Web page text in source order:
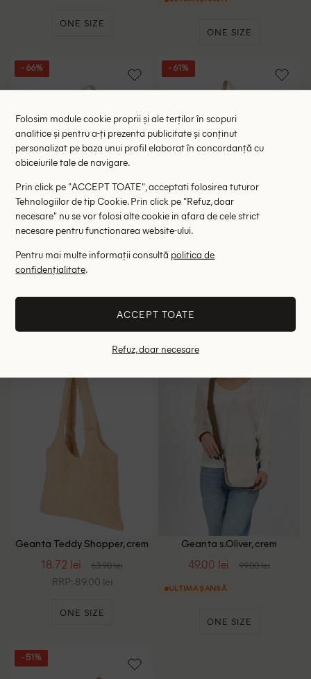
ONE SIZE
ONE SIZE
- 66%
Geanta Verde, crem
33.21 lei
- 61%
Sacosa ACTION, crem
Geanta Teddy Shopper, crem
18.72 lei 63.90 lei
RRP: 89.00 lei
ONE SIZE
Geanta s.Oliver, crem
49.00 lei 99.00 lei
ULTIMA ȘANSĂ
ONE SIZE
- 51%
Folosim module cookie proprii și ale terților în scopuri
analitice și pentru a-ți prezenta publicitate și conținut
personalizat pe baza unui profil elaborat în concordanță cu
obiceiurile tale de navigare.
Prin click pe "ACCEPT TOATE", acceptati folosirea tuturor
Tehnologiilor de tip Cookie. Prin click pe "Refuz, doar
necesare" nu se vor folosi alte cookie in afara de cele strict
necesare pentru functionarea website-ului.
Pentru mai multe informații consultă politica de
confidențialitate.
ACCEPT TOATE
Refuz, doar necesare